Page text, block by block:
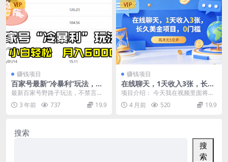
VIP
赚钱项目
百家号最新“冷暴利”玩法，单
号轻松月入6000+，可多号矩
最新百家号野路子玩法，不禁言，
不封号，小白轻松上手，每天三分
钟，一周起号，月入6...
3 年前 737 19.9
VIP
赚钱项目
在线聊天，1天收入3张，长久
美金项目，0门槛
项目介绍： 今天我在视频里面将全
面详细的讲述在线聊天挣美金，全
部是内部社群的实战...
4 月前 520 19.9
搜索
搜
索